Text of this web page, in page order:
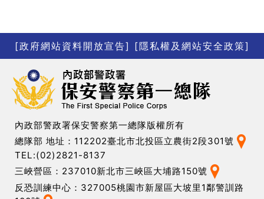
[政府網站資料開放宣告] [隱私權及網站安全政策]
內政部警政署保安警察第一總隊版權所有
總隊部 地址：112202臺北市北投區立農街2段301號
TEL:(02)2821-8137
三峽營區：237010新北市三峽區大埔路150號
反恐訓練中心：327005桃園市新屋區大坡里1鄰警訓路